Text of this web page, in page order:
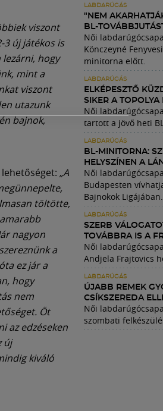
viszont
3 új játékos is
lezárni, hogy
mint a
viszont
utazunk
bajnok,
„A
töltötte,
nagyon
a
ez jár a
hogy
nem
Öt
az edzéseken
új
kiváló
LABDARÚGÁS
"NEM
BL-
Női
Könczeyné
minitorna előtt.
LABDARÚGÁS
ELKÉPESZTŐ
SIKER A TOPOLYA
Női
tartott a jövő heti
LABDARÚGÁS
BL-MINITORNA:
HELYSZÍNEN A
Női
Budapesten
Bajnokok Ligájában.
LABDARÚGÁS
SZERB
TOVÁBBRA IS A
Női
Andjela Frajtovics
LABDARÚGÁS
ÚJABB REMEK
CSÍKSZEREDA
Női
szombati